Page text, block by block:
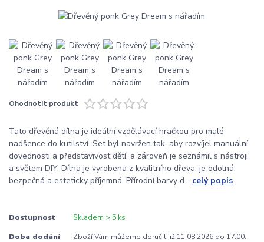
Ohodnotit produkt
Tato dřevěná dílna je ideální vzdělávací hračkou pro malé
nadšence do kutilství. Set byl navržen tak, aby rozvíjel manuální
dovednosti a představivost dětí, a zároveň je seznámil s nástroji
a světem DIY. Dílna je vyrobena z kvalitního dřeva, je odolná,
bezpečná a esteticky příjemná. Přírodní barvy d... celý popis
Dostupnost Skladem > 5 ks
Doba dodání
Zboží Vám můžeme doručit již 11.08.2026 do 17:00.